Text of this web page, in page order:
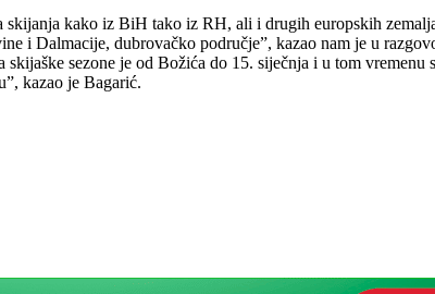
kako iz BiH tako iz RH, ali i drugih europskih
i Dalmacije, dubrovačko područje”, kazao nam je u
sezone je od Božića do 15. siječnja i u tom vremenu
kazao je Bagarić.